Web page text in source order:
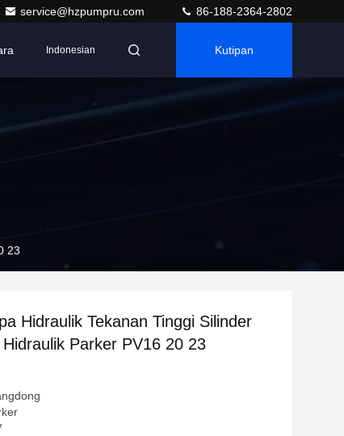
service@hzpumpru.com 86-188-2364-2802
Indonesian Kutipan
23
Hidraulik Tekanan Tinggi Silinder
Parker PV16 20 23